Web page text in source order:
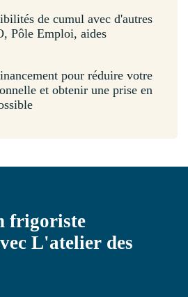
de cumul avec d'autres
Pôle Emploi, aides
pour réduire votre
et obtenir une prise en
frigoriste
L'atelier des